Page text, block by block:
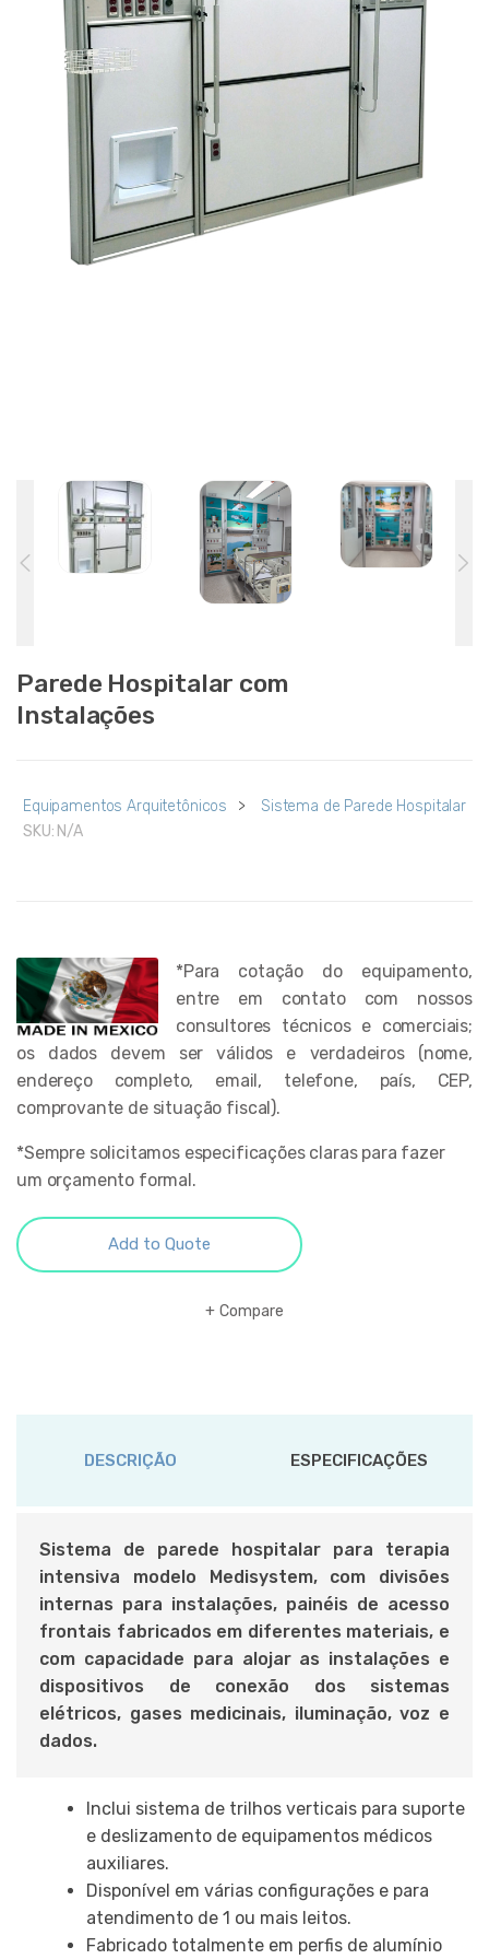
Parede Hospitalar com
Instalações
Equipamentos Arquitetônicos >
Sistema de Parede Hospitalar
SKU: N/A
*Para cotação do equipamento,
entre em contato com nossos
consultores técnicos e comerciais;
os dados devem ser válidos e verdadeiros (nome,
endereço completo, email, telefone, país, CEP,
comprovante de situação fiscal).
*Sempre solicitamos especificações claras para fazer
um orçamento formal.
Add to Quote
Compare
DESCRIÇÃO ESPECIFICAÇÕES
Sistema de parede hospitalar para terapia
intensiva modelo Medisystem,com divisões
internas para instalações, painéis de acesso
frontais fabricados em diferentes materiais, e
com capacidade para alojar as instalações e
dispositivos de conexão dos sistemas
elétricos, gases medicinais, iluminação, voz e
dados.
Inclui sistema de trilhos verticais para suporte
e deslizamento de equipamentos médicos
auxiliares.
Disponível em várias configurações e para
atendimento de 1 ou mais leitos.
Fabricado totalmente em perfis de alumínio